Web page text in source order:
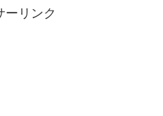
ーリンク